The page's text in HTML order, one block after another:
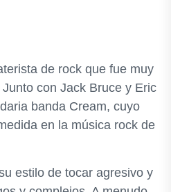
de rock que fue muy
con Jack Bruce y Eric
banda Cream, cuyo
en la música rock de
estilo de tocar agresivo y